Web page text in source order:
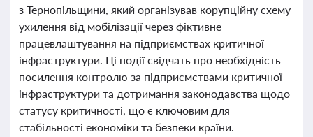
з Тернопільщини, який організував корупційну схему
ухилення від мобілізації через фіктивне
працевлаштування на підприємствах критичної
інфраструктури. Ці події свідчать про необхідність
посилення контролю за підприємствами критичної
інфраструктури та дотримання законодавства щодо
статусу критичності, що є ключовим для
стабільності економіки та безпеки країни.